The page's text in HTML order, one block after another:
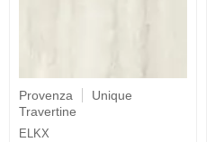
Provenza
Unique
Travertine
ELKX